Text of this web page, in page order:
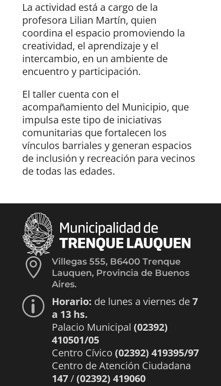
La actividad está a cargo de la
profesora Lilian Martín, quien
coordina el espacio promoviendo la
creatividad, el aprendizaje y el
intercambio, en un ambiente de
encuentro y participación.
El taller cuenta con el
acompañamiento del Municipio, que
impulsa este tipo de iniciativas
comunitarias que fortalecen los
vínculos barriales y generan espacios
de inclusión y recreación para vecinos
de todas las edades.

Villegas 555, B6400 Trenque
Lauquen, Provincia de Buenos
Aires.
p Horario: de lunes a viernes de7
a 13 hs.
Palacio Municipal (02392)
410501/05
Centro Cívico (02392) 419395/97
Centro de Atención Ciudadana
147/(02392) 419060